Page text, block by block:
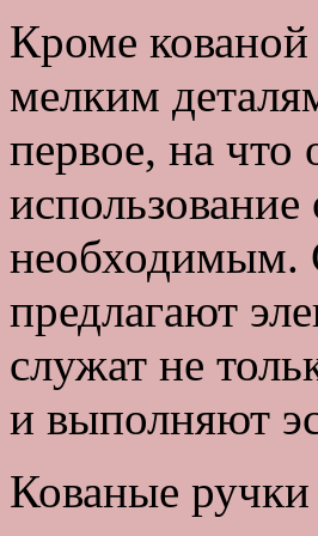
Кроме
мелким
первое, на что
необходимым.
предлагают
служат не
и выполняют
Кованые ручки